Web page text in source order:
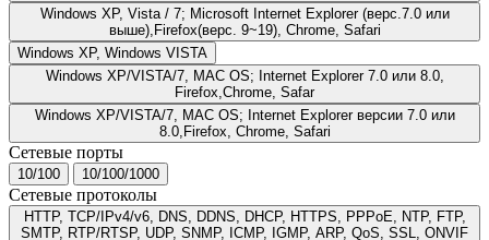
Windows XP, Vista / 7; Microsoft Internet Explorer (верс.7.0 или
выше),Firefox(верс. 9~19), Chrome, Safari
Windows XP, Windows VISTA
Windows XP/VISTA/7, MAC OS; Internet Explorer 7.0 или 8.0,
Firefox,Chrome, Safar
Windows XP/VISTA/7, MAC OS; Internet Explorer версии 7.0 или
8.0,Firefox, Chrome, Safari
Сетевые порты
10/100 10/100/1000
Сетевые протоколы
HTTP, TCP/IPv4/v6, DNS, DDNS, DHCP, HTTPS, PPPoE, NTP, FTP,
SMTP, RTP/RTSP, UDP, SNMP, ICMP, IGMP, ARP, QoS, SSL, ONVIF